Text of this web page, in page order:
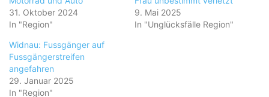
31. Oktober 2024
In "Region"
9. Mai 2025
In "Unglücksfälle Region"
Widnau: Fussgänger auf
Fussgängerstreifen
angefahren
29. Januar 2025
In "Region"